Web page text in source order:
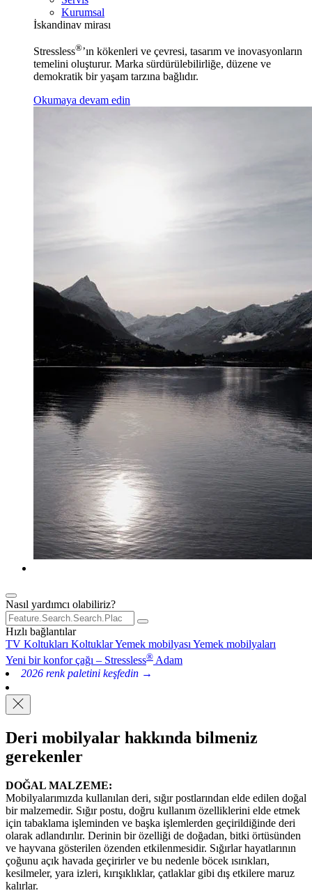
Kurumsal
İskandinav mirası
Stressless®’ın kökenleri ve çevresi, tasarım ve inovasyonların
temelini oluşturur. Marka sürdürülebilirliğe, düzene ve
demokratik bir yaşam tarzına bağlıdır.
Okumaya devam edin
Nasıl yardımcı olabiliriz?
Hızlı bağlantılar
TV Koltukları KoltuklarYemek mobilyası Yemek mobilyaları
Yeni bir konfor çağı – Stressless® Adam
2026 renk paletini keşfedin →
Deri mobilyalar hakkında bilmeniz
gerekenler
DOĞAL MALZEME:
Mobilyalarımızda kullanılan deri, sığır postlarından elde edilen doğal
bir malzemedir. Sığır postu, doğru kullanım özelliklerini elde etmek
için tabaklama işleminden ve başka işlemlerden geçirildiğinde deri
olarak adlandırılır. Derinin bir özelliği de doğadan, bitki örtüsünden
ve hayvana gösterilen özenden etkilenmesidir. Sığırlar hayatlarının
çoğunu açık havada geçirirler ve bu nedenle böcek ısırıkları,
kesilmeler, yara izleri, kırışıklıklar, çatlaklar gibi dış etkilere maruz
kalırlar.